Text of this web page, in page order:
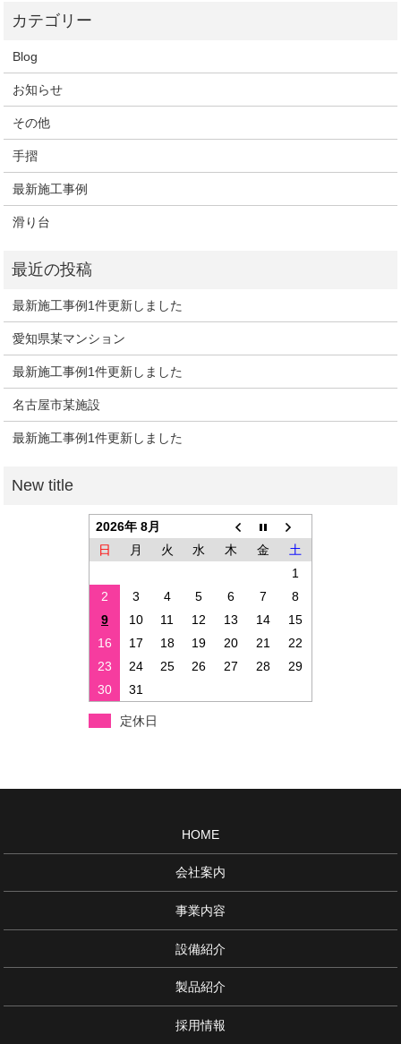
Blog
お知らせ
その他
手摺
最新施工事例
滑り台
最新施工事例1件更新しました
愛知県某マンション
最新施工事例1件更新しました
名古屋市某施設
最新施工事例1件更新しました
2026年 8月
日
月 火 水 木 金
土
1
2
3 4 5 6 7
8
9
10 11 12 13 14
15
16
17 18 19 20 21
22
23
24 25 26 27 28
29
30
31
定休日
HOME
会社案内
事業内容
設備紹介
製品紹介
採用情報